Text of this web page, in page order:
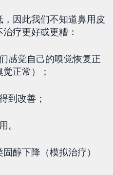
因此我们不知道鼻用皮
疗更好或更糟：
感觉自己的嗅觉恢复正
正常）；
到改善；
。
醇下降（模拟治疗）